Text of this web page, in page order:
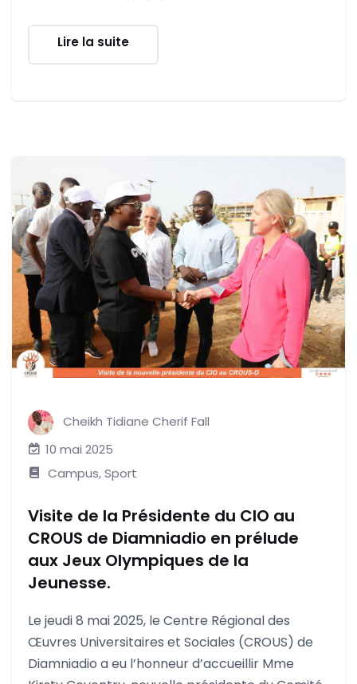
Lire la suite
Cheikh Tidiane Cherif Fall
10 mai 2025
Campus,Sport
Visite de la Présidente du CIO au
CROUS de Diamniadio en prélude
aux Jeux Olympiques de la
Jeunesse.
Le jeudi 8 mai 2025, le Centre Régional des
Œuvres Universitaires et Sociales (CROUS) de
Diamniadio a eu l’honneur d’accueillir Mme